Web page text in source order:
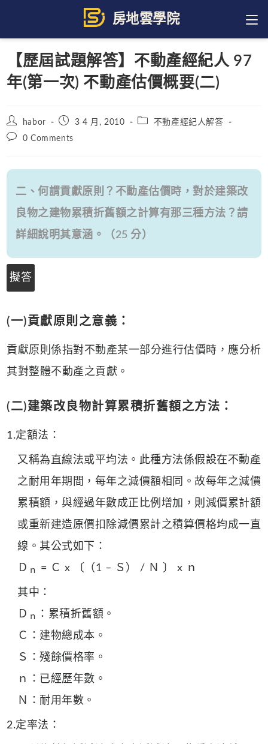
content
【歷屆試題解答】不動產經紀人 97
年(第一次) 不動產估價概要(二)
Post
author:
habor
Post3 4 月, 2010
Post不動產經紀人解答
Post0 Comments
二、何謂貢獻原則？不動產估價時，對於建築改
良物之建物累積折舊額之計算有那三種方法？請
詳細說明其意涵。（25 分）
擬答
(一)貢獻原則之意義：
貢獻原則係指對不動產某一部分進行估價時，應分析
其對整體不動產之貢獻。
(二)建築改良物計算累積折舊額之方法：
1.定額法：
又稱為直線法或平均法。此種方法係假設在不動產
之耐用年期間，每年之減價額相同。故每年之減價
累積額，與經過年數成正比例增加，則減價累計額
或重新建造原價扣除減價累計之積算價格均成一直
線。其公式如下：
Ｄ ｎ = Ｃ x 〔（1 – Ｓ） / Ｎ 〕 x ｎ
其中：
Ｄ ｎ
：累積折舊額。
Ｃ：建物總成本。
Ｓ：殘餘價格率。
ｎ：已經歷年數。
Ｎ：耐用年數。
2.定率法：